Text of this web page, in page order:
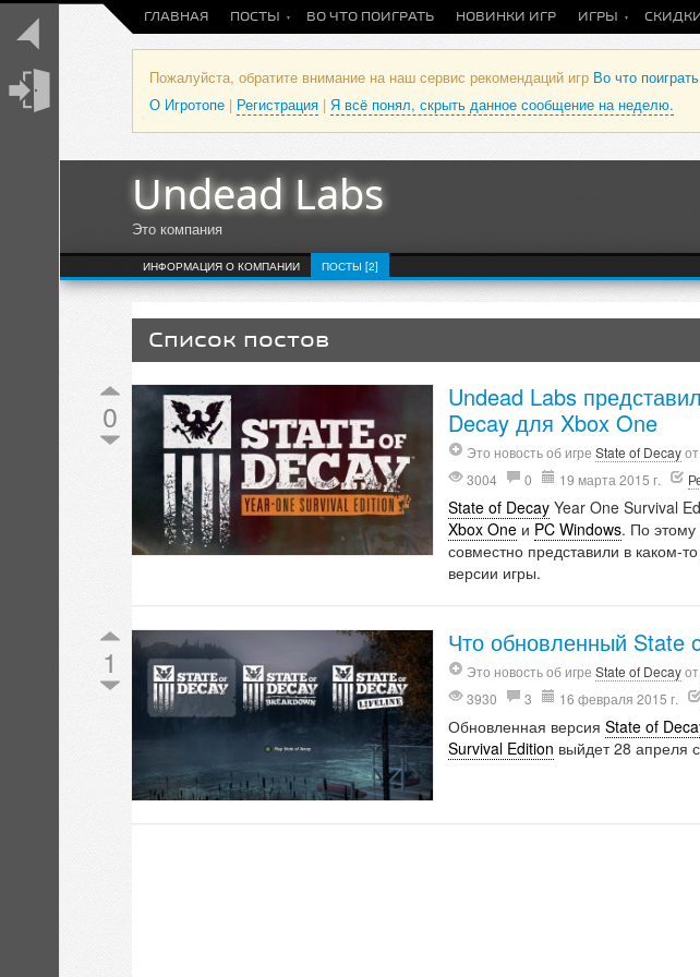
ГЛАВНАЯ ПОСТЫ ВО ЧТО ПОИГРАТЬ НОВИНКИ ИГР ИГРЫ
Пожалуйста, обратите внимание на наш сервис рекомендаций игр Во что поиграть
О Игротопе | Регистрация | Я всё понял, скрыть данное сообщение на неделю.
Undead Labs
Это компания
ИНФОРМАЦИЯ О КОМПАНИИ ПОСТЫ [2]
Список постов
0
Undead Labs
Decay для Xbox One
Это новость об игреState of Decay
3004
0 19 марта 2015 г.
State of Decay Year One Survival
Xbox One и PC Windows. По этому
совместно представили в каком-
версии игры.
1 Что обновленный State
Это новость об игреState of Decay
3930
3 16 февраля 2015 г.
Обновленная версияState of
Survival Edition выйдет 28 апреля